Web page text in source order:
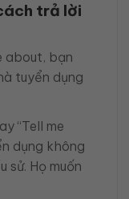
trả lời
about, bạn
tuyển dụng
“Tell me
dụng không
sử. Họ muốn